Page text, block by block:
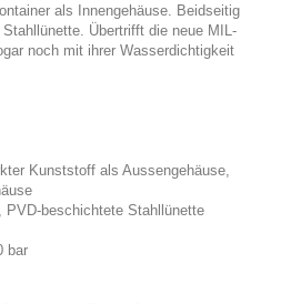
als Innengehäuse. Beidseitig
Übertrifft die neue MIL-
noch mit ihrer Wasserdichtigkeit
Kunststoff als Aussengehäuse,
PVD-beschichtete Stahllünette
bar